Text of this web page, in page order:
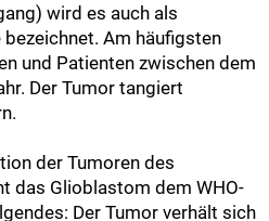
wird es auch als
Am häufigsten
und Patienten zwischen dem
Der Tumor tangiert
der Tumoren des
das Glioblastom dem WHO-
Der Tumor verhält sich